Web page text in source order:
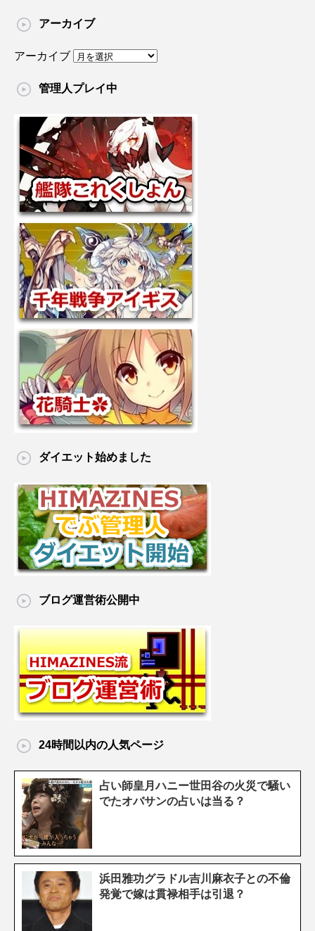
アーカイブ
アーカイブ
管理人プレイ中
ダイエット始めました
ブログ運営術公開中
24時間以内の人気ページ
占い師皇月ハニー世田谷の火災で騒い
でたオバサンの占いは当る？
浜田雅功グラドル吉川麻衣子との不倫
発覚で嫁は貫禄相手は引退？